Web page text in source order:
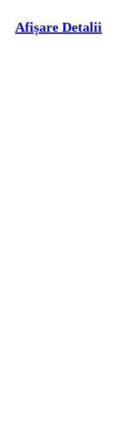
Afișare Detalii